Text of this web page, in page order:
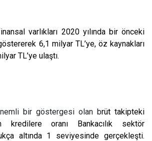
varlıkları 2020 yılında bir önceki
6,1 milyar TL’ye, öz kaynakları
TL’ye ulaştı.
bir göstergesi olan brüt takipteki
kredilere oranı Bankacılık sektör
altında 1 seviyesinde gerçekleşti.